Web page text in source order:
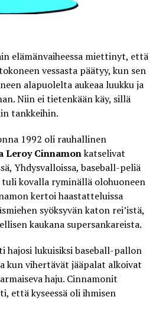
elämänvaiheessa miettinyt, että
vessasta päätyy, kun sen
alapuolelta aukeaa luukku ja
Niin ei tietenkään käy, sillä
tankkeihin.
1992 oli rauhallinen
Leroy Cinnamonkatselivat
Yhdysvalloissa, baseball-peliä
kovalla ryminällä olohuoneen
kertoi haastatteluissa
syöksyvän katon rei’istä,
kaukana supersankareista.
hajosi lukuisiksi baseball-pallon
kun vihertävät jääpalat alkoivat
haju. Cinnamonit
että kyseessä oli ihmisen